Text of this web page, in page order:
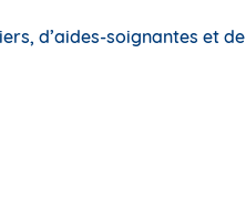
d’aides-soignantes et de